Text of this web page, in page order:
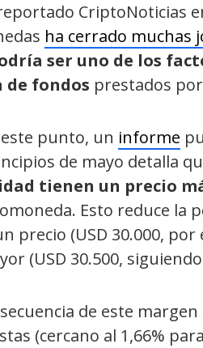
CriptoNoticias
ha cerrado muchas
ser uno de los
de fondos prestados
punto, un informe
de mayo detalla
tienen un precio
Esto reduce la
precio (USD 30.000,
(USD 30.500,
de este
(cercano al 1,66%